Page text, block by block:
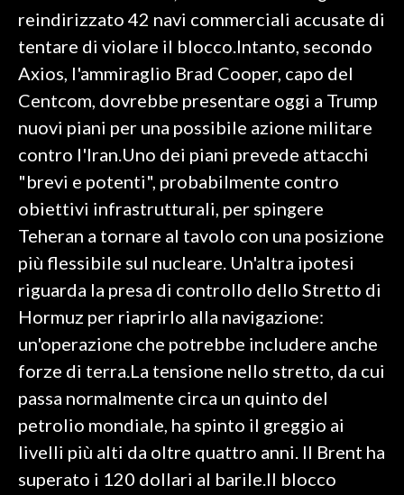
SARDI NEL MONDO
NOTIZIE
EVENTI
3 MINUTI CON
INSULARITÀ
INFO AZIENDE
ABBONATI
ANNUNCI
PUBBLICITÀ
STORE
reindirizzato 42 navi commerciali accusate di
tentare di violare il blocco.Intanto, secondo
Axios, l'ammiraglio Brad Cooper, capo del
Centcom, dovrebbe presentare oggi a Trump
nuovi piani per una possibile azione militare
contro l'Iran.Uno dei piani prevede attacchi
"brevi e potenti", probabilmente contro
obiettivi infrastrutturali, per spingere
Teheran a tornare al tavolo con una posizione
più flessibile sul nucleare. Un'altra ipotesi
riguarda la presa di controllo dello Stretto di
Hormuz per riaprirlo alla navigazione:
un'operazione che potrebbe includere anche
forze di terra.La tensione nello stretto, da cui
passa normalmente circa un quinto del
petrolio mondiale, ha spinto il greggio ai
livelli più alti da oltre quattro anni. Il Brent ha
superato i 120 dollari al barile.Il blocco